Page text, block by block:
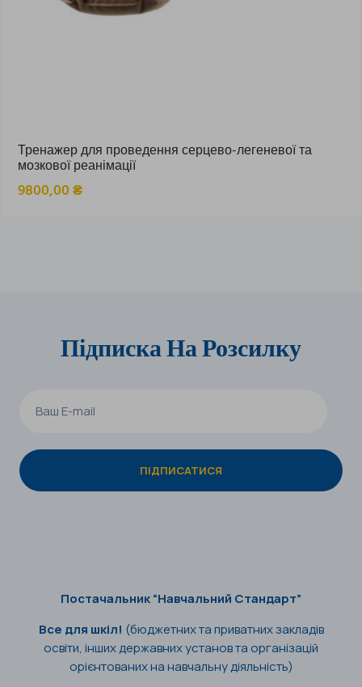
Тренажер для проведення серцево-легеневої та
мозкової реанімації
9800,00₴
Підписка На Розсилку
Постачальник “Навчальний Стандарт”
Все для шкіл! (бюджетних та приватних закладів
освіти, інших державних установ та організацій
орієнтованих на навчальну діяльність)